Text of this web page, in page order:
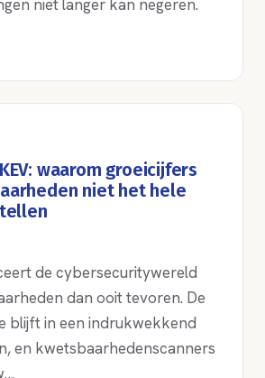
niet langer kan negeren.
waarom groeicijfers
niet het hele
de cybersecuritywereld
dan ooit tevoren. De
blijft in een indrukwekkend
en kwetsbaarhedenscanners